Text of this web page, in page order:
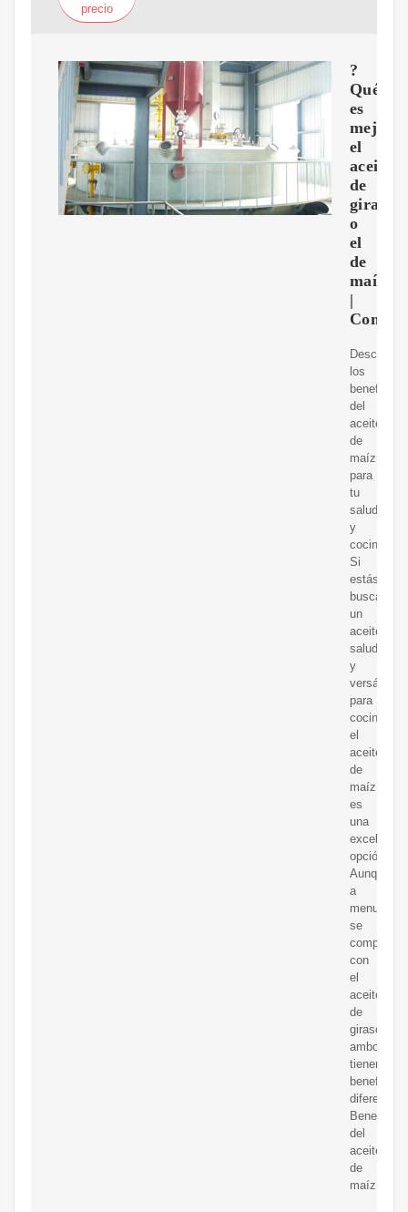
precio
?
Qué
es
mejor
el
aceite
de
girasol
o
el
de
maíz?
|
Como
Descubre
los
beneficios
del
aceite
de
maíz
para
tu
salud
y
cocina.
Si
estás
buscando
un
aceite
saludable
y
versátil
para
cocinar,
el
aceite
de
maíz
es
una
excelente
opción.
Aunque
a
menudo
se
compara
con
el
aceite
de
girasol,
ambos
tienen
beneficios
diferentes.
Beneficios
del
aceite
de
maíz